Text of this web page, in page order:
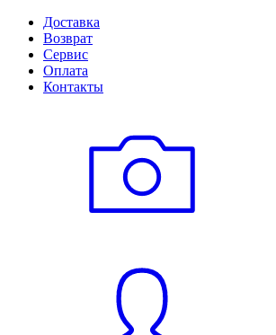
Доставка
Возврат
Сервис
Оплата
Контакты